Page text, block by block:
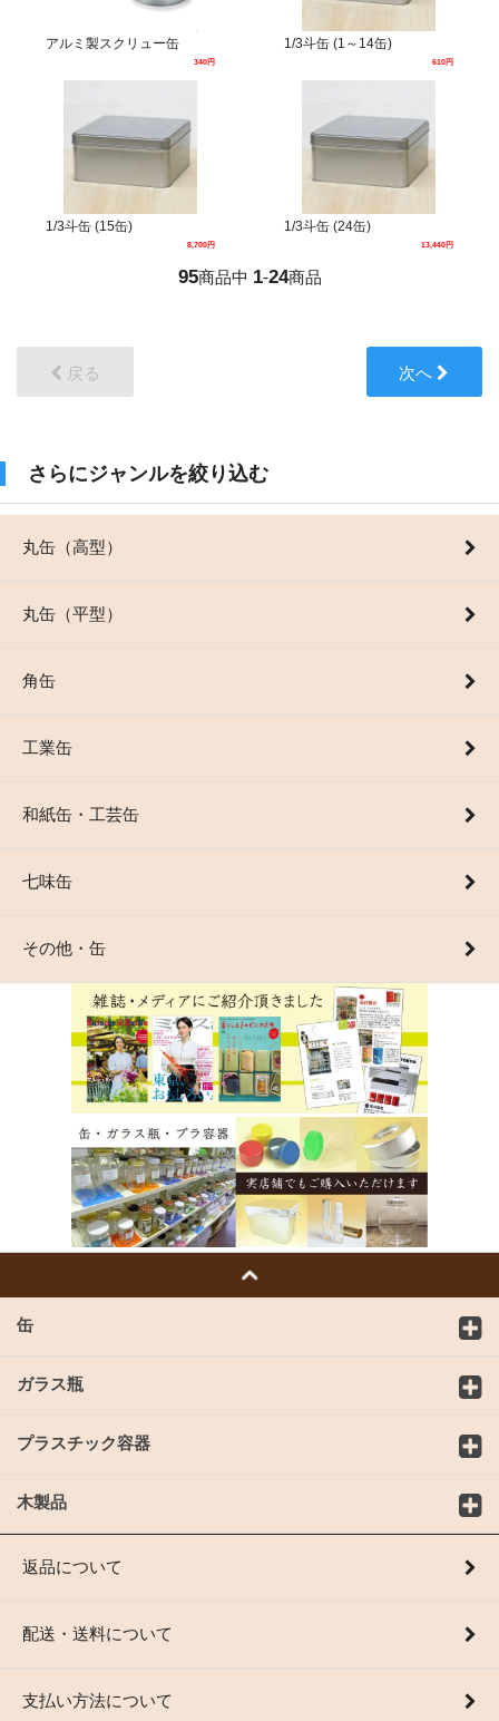
アルミ製スクリュー缶
340円
1/3斗缶 (1～14缶)
610円
1/3斗缶 (15缶)
8,700円
1/3斗缶 (24缶)
13,440円
95商品中 1-24商品
戻る 次へ
さらにジャンルを絞り込む
丸缶（高型）
丸缶（平型）
角缶
工業缶
和紙缶・工芸缶
七味缶
その他・缶
缶
ガラス瓶
プラスチック容器
木製品
返品について
配送・送料について
支払い方法について